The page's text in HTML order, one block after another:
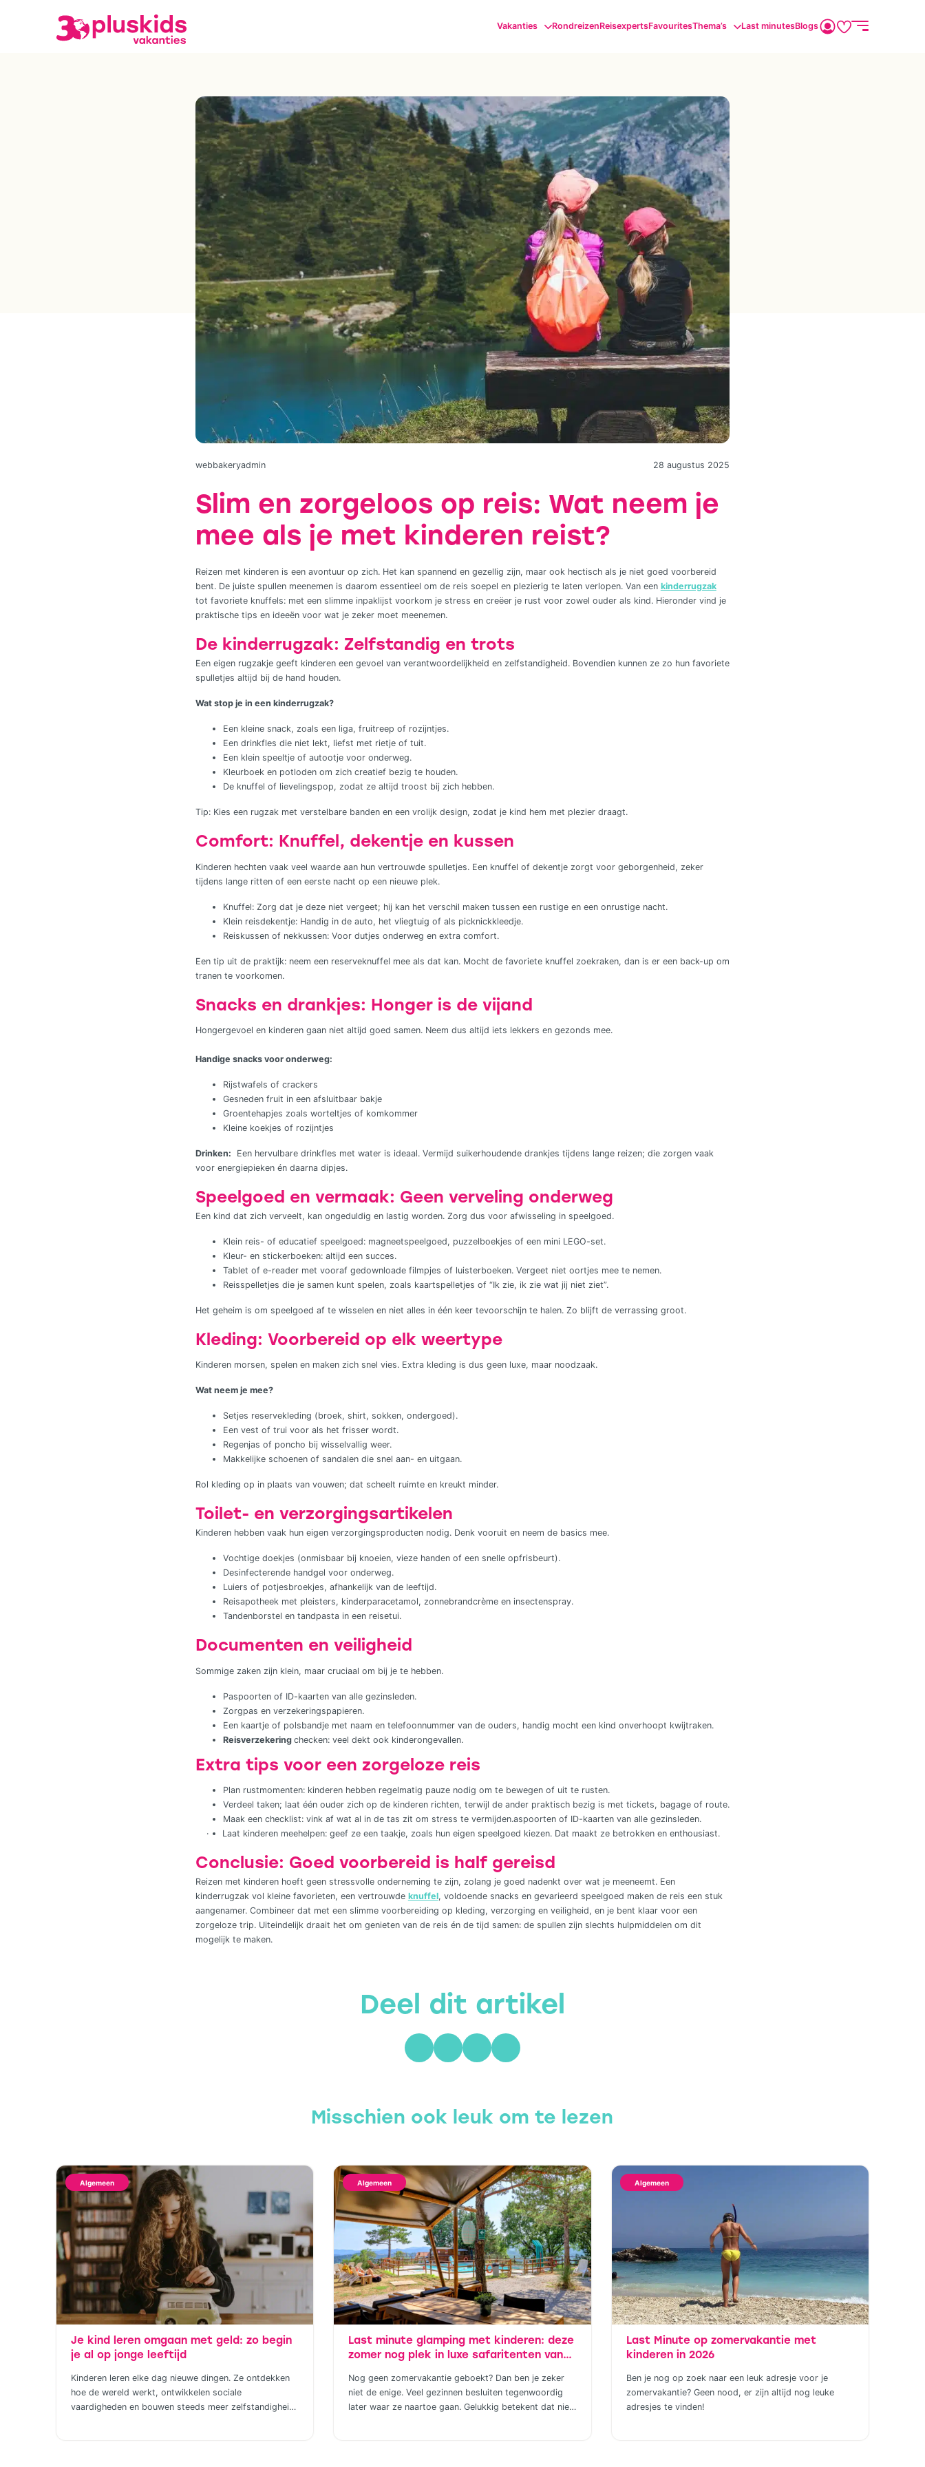
Vakanties RondreizenReisexpertsFavouritesThema’s Last minutesBlogs
webbakeryadmin 28 augustus 2025
Slim en zorgeloos op reis: Wat neem je
mee als je met kinderen reist?
Reizen met kinderen is een avontuur op zich. Het kan spannend en gezellig zijn, maar ook hectisch als je niet goed voorbereid
bent. De juiste spullen meenemen is daarom essentieel om de reis soepel en plezierig te laten verlopen. Van een kinderrugzak
tot favoriete knuffels: met een slimme inpaklijst voorkom je stress en creëer je rust voor zowel ouder als kind. Hieronder vind je
praktische tips en ideeën voor wat je zeker moet meenemen.
De kinderrugzak: Zelfstandig en trots
Een eigen rugzakje geeft kinderen een gevoel van verantwoordelijkheid en zelfstandigheid. Bovendien kunnen ze zo hun favoriete
spulletjes altijd bij de hand houden.
Wat stop je in een kinderrugzak?
Een kleine snack, zoals een liga, fruitreep of rozijntjes.
Een drinkfles die niet lekt, liefst met rietje of tuit.
Een klein speeltje of autootje voor onderweg.
Kleurboek en potloden om zich creatief bezig te houden.
De knuffel of lievelingspop, zodat ze altijd troost bij zich hebben.
Tip: Kies een rugzak met verstelbare banden en een vrolijk design, zodat je kind hem met plezier draagt.
Comfort: Knuffel, dekentje en kussen
Kinderen hechten vaak veel waarde aan hun vertrouwde spulletjes. Een knuffel of dekentje zorgt voor geborgenheid, zeker
tijdens lange ritten of een eerste nacht op een nieuwe plek.
Knuffel: Zorg dat je deze niet vergeet; hij kan het verschil maken tussen een rustige en een onrustige nacht.
Klein reisdekentje: Handig in de auto, het vliegtuig of als picknickkleedje.
Reiskussen of nekkussen: Voor dutjes onderweg en extra comfort.
Een tip uit de praktijk: neem een reserveknuffel mee als dat kan. Mocht de favoriete knuffel zoekraken, dan is er een back-up om
tranen te voorkomen.
Snacks en drankjes: Honger is de vijand
Hongergevoel en kinderen gaan niet altijd goed samen. Neem dus altijd iets lekkers en gezonds mee.
Handige snacks voor onderweg:
Rijstwafels of crackers
Gesneden fruit in een afsluitbaar bakje
Groentehapjes zoals worteltjes of komkommer
Kleine koekjes of rozijntjes
Drinken: Een hervulbare drinkfles met water is ideaal. Vermijd suikerhoudende drankjes tijdens lange reizen; die zorgen vaak
voor energiepieken én daarna dipjes.
Speelgoed en vermaak: Geen verveling onderweg
Een kind dat zich verveelt, kan ongeduldig en lastig worden. Zorg dus voor afwisseling in speelgoed.
Klein reis- of educatief speelgoed: magneetspeelgoed, puzzelboekjes of een mini LEGO-set.
Kleur- en stickerboeken: altijd een succes.
Tablet of e-reader met vooraf gedownloade filmpjes of luisterboeken. Vergeet niet oortjes mee te nemen.
Reisspelletjes die je samen kunt spelen, zoals kaartspelletjes of “Ik zie, ik zie wat jij niet ziet”.
Het geheim is om speelgoed af te wisselen en niet alles in één keer tevoorschijn te halen. Zo blijft de verrassing groot.
Kleding: Voorbereid op elk weertype
Kinderen morsen, spelen en maken zich snel vies. Extra kleding is dus geen luxe, maar noodzaak.
Wat neem je mee?
Setjes reservekleding (broek, shirt, sokken, ondergoed).
Een vest of trui voor als het frisser wordt.
Regenjas of poncho bij wisselvallig weer.
Makkelijke schoenen of sandalen die snel aan- en uitgaan.
Rol kleding op in plaats van vouwen; dat scheelt ruimte en kreukt minder.
Toilet- en verzorgingsartikelen
Kinderen hebben vaak hun eigen verzorgingsproducten nodig. Denk vooruit en neem de basics mee.
Vochtige doekjes (onmisbaar bij knoeien, vieze handen of een snelle opfrisbeurt).
Desinfecterende handgel voor onderweg.
Luiers of potjesbroekjes, afhankelijk van de leeftijd.
Reisapotheek met pleisters, kinderparacetamol, zonnebrandcrème en insectenspray.
Tandenborstel en tandpasta in een reisetui.
Documenten en veiligheid
Sommige zaken zijn klein, maar cruciaal om bij je te hebben.
Paspoorten of ID-kaarten van alle gezinsleden.
Zorgpas en verzekeringspapieren.
Een kaartje of polsbandje met naam en telefoonnummer van de ouders, handig mocht een kind onverhoopt kwijtraken.
Reisverzekering checken: veel dekt ook kinderongevallen.
Extra tips voor een zorgeloze reis
Plan rustmomenten: kinderen hebben regelmatig pauze nodig om te bewegen of uit te rusten.
Verdeel taken; laat één ouder zich op de kinderen richten, terwijl de ander praktisch bezig is met tickets, bagage of route.
Maak een checklist: vink af wat al in de tas zit om stress te vermijden.aspoorten of ID-kaarten van alle gezinsleden.
· Laat kinderen meehelpen: geef ze een taakje, zoals hun eigen speelgoed kiezen. Dat maakt ze betrokken en enthousiast.
Conclusie: Goed voorbereid is half gereisd
Reizen met kinderen hoeft geen stressvolle onderneming te zijn, zolang je goed nadenkt over wat je meeneemt. Een
kinderrugzak vol kleine favorieten, een vertrouwde knuffel, voldoende snacks en gevarieerd speelgoed maken de reis een stuk
aangenamer. Combineer dat met een slimme voorbereiding op kleding, verzorging en veiligheid, en je bent klaar voor een
zorgeloze trip. Uiteindelijk draait het om genieten van de reis én de tijd samen: de spullen zijn slechts hulpmiddelen om dit
mogelijk te maken.
Deel dit artikel
Misschien ook leuk om te lezen
Algemeen
Je kind leren omgaan met geld: zo begin
je al op jonge leeftijd
Kinderen leren elke dag nieuwe dingen. Ze ontdekken
hoe de wereld werkt, ontwikkelen sociale
vaardigheden en bouwen steeds meer zelfstandigheid
Algemeen
Last minute glamping met kinderen: deze
zomer nog plek in luxe safaritenten van
Nog geen zomervakantie geboekt? Dan ben je zeker
niet de enige. Veel gezinnen besluiten tegenwoordig
later waar ze naartoe gaan. Gelukkig betekent dat niet
Algemeen
Last Minute op zomervakantie met
kinderen in 2026
Ben je nog op zoek naar een leuk adresje voor je
zomervakantie? Geen nood, er zijn altijd nog leuke
adresjes te vinden!